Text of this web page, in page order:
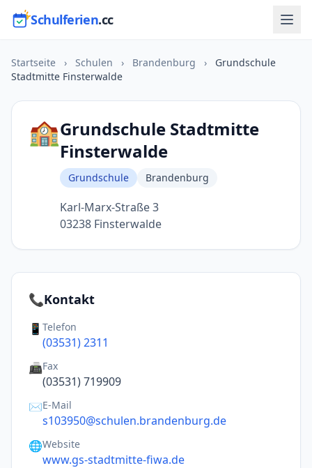
Schulferien.cc
Startseite › Schulen › Brandenburg ›
Grundschule
Stadtmitte Finsterwalde
🏫Grundschule Stadtmitte
Finsterwalde
Grundschule Brandenburg
Karl-Marx-Straße 3
03238 Finsterwalde
📞Kontakt
📱 Telefon
(03531) 2311
📠Fax
(03531) 719909
✉️E-Mail
s103950@schulen.brandenburg.de
🌐Website
www.gs-stadtmitte-fiwa.de